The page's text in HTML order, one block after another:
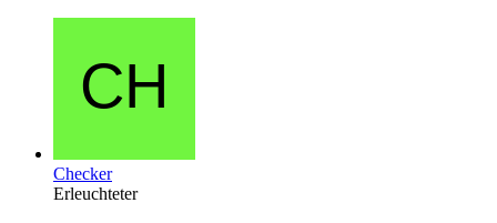
Checker
Erleuchteter